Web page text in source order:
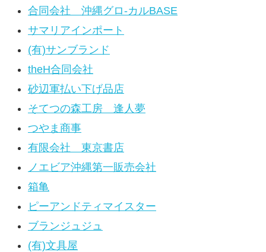
合同会社 沖縄グロ-カルBASE
サマリアインポート
(有)サンブランド
theH合同会社
砂辺軍払い下げ品店
そてつの森工房 逢人夢
つやま商事
有限会社 東京書店
ノエビア沖縄第一販売会社
箱亀
ピーアンドティマイスター
ブランジュジュ
(有)文具屋